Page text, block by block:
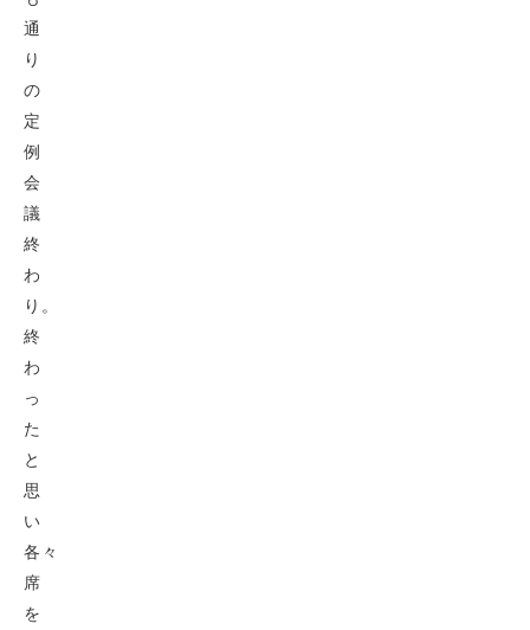
通
り
の
定
例
会
議
終
わ
り。
終
わ
っ
た
と
思
い
各々
席
を